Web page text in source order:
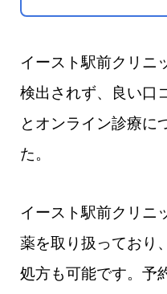
イースト駅前クリニ
検出されず、良い口
とオンライン診療に
た。
イースト駅前クリニ
薬を取り扱っており
処方も可能です。予